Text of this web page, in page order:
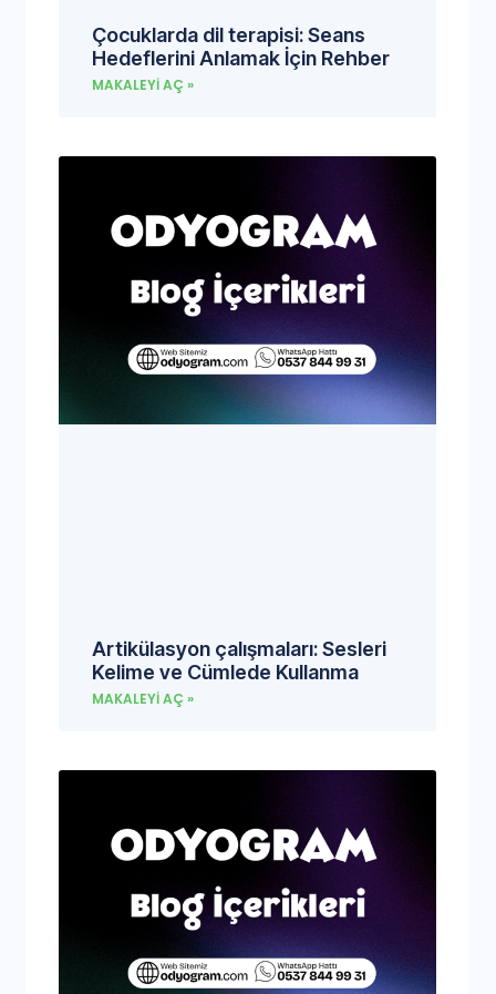
Çocuklarda dil terapisi: Seans
Hedeflerini Anlamak İçin Rehber
MAKALEYI AÇ »
Artikülasyon çalışmaları: Sesleri
Kelime ve Cümlede Kullanma
MAKALEYI AÇ »